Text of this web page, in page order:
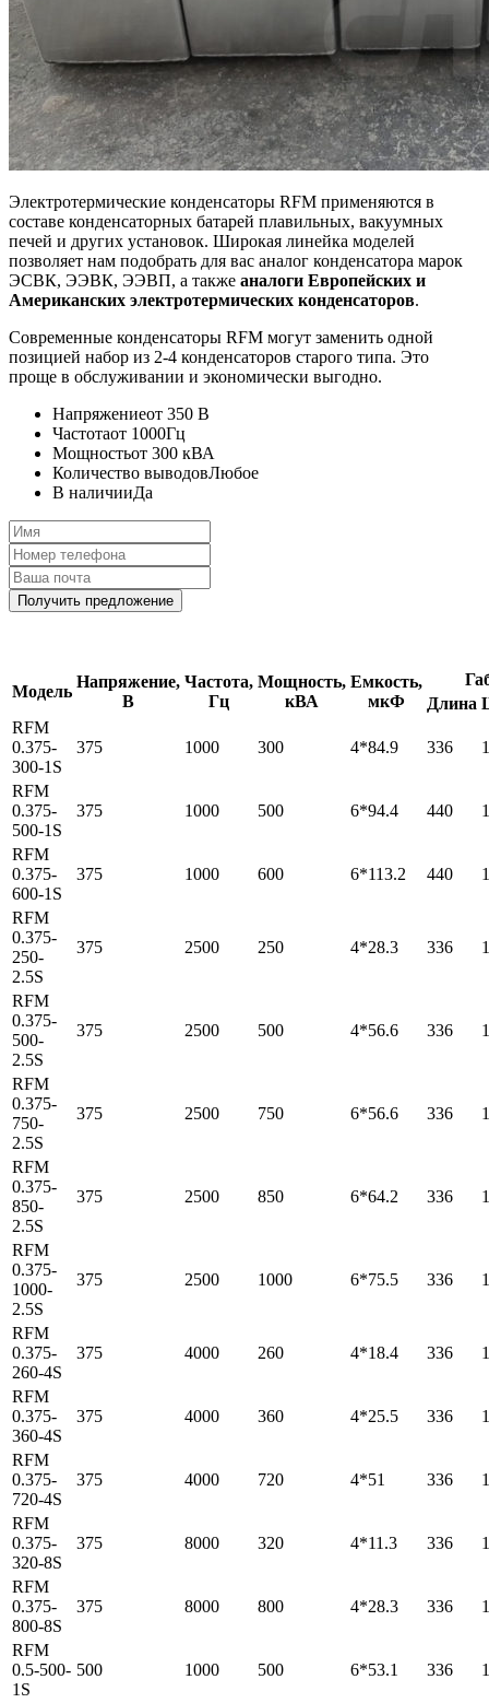
Электротермические конденсаторы RFM применяются в
составе конденсаторных батарей плавильных, вакуумных
печей и других установок. Широкая линейка моделей
позволяет нам подобрать для вас аналог конденсатора марок
ЭСВК, ЭЭВК, ЭЭВП, а также аналоги Европейских и
Американских электротермических конденсаторов.
Современные конденсаторы RFM могут заменить одной
позицией набор из 2-4 конденсаторов старого типа. Это
проще в обслуживании и экономически выгодно.
Напряжениеот 350 В
Частотаот 1000Гц
Мощностьот 300 кВА
Количество выводовЛюбое
В наличииДа
Получить предложение
Модель
Напряжение,
В
Частота,
Гц
Мощность,
кВА
Емкость,
мкФ
Длина
RFM
0.375-
300-1S
375 1000 300 4*84.9 336
RFM
0.375-
500-1S
375 1000 500 6*94.4 440
RFM
0.375-
600-1S
375 1000 600 6*113.2 440
RFM
0.375-
250-
2.5S
375 2500 250 4*28.3 336
RFM
0.375-
500-
2.5S
375 2500 500 4*56.6 336
RFM
0.375-
750-
2.5S
375 2500 750 6*56.6 336
RFM
0.375-
850-
2.5S
375 2500 850 6*64.2 336
RFM
0.375-
1000-
2.5S
375 2500 1000 6*75.5 336
RFM
0.375-
260-4S
375 4000 260 4*18.4 336
RFM
0.375-
360-4S
375 4000 360 4*25.5 336
RFM
0.375-
720-4S
375 4000 720 4*51 336
RFM
0.375-
320-8S
375 8000 320 4*11.3 336
RFM
0.375-
800-8S
375 8000 800 4*28.3 336
RFM
0.5-500-
1S
500 1000 500 6*53.1 336